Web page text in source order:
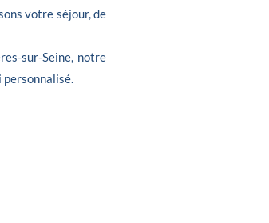
votre séjour, de
sur-Seine, notre